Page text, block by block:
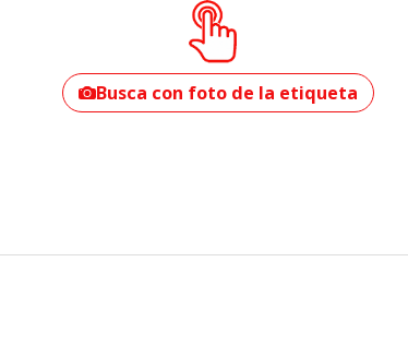
tu modelo?
Busca con foto de la etiqueta